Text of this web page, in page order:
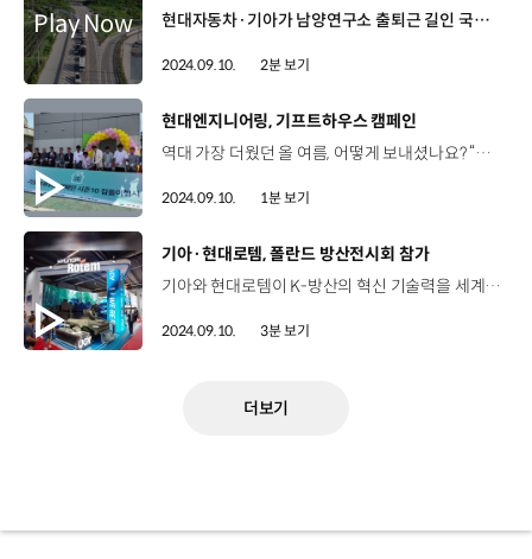
현대자동차·기아가 남양연구소 출퇴근 길인 국도 77호선 개선을 위해 화성시와 손을 잡았습니다. 현대자동차·기아는 지난 4일, 화성시와 국도 77호선 화성나들목에서 남양연구소 구간 4차선 확장 사업 추진을 위한 업무협약을 맺었습니다. 이 구간은 전체 2km, 편도 1차선 구간으로 대규모 주거 개발사업에 따른 인구 증가로 교통불편이 극심했던 곳인데요, 특히 현대자동차·기아의 남양연구소 직원들이 출퇴근에 큰 불편을 겪었습니다. 양희원 사장 / 현대자동차 RD본부 저도 약 29년 동안 남양연구소에서 근무한 한 명의 구성원으로서 이런 시간들을 갖게 된 것이 감개무량합니다. 지방자치단체와 기업이 함께 이런 협업을 이루었다는 것이 새로운 모범 사례가 될 것이라고 생각합니다. 정명근 시장 / 경기도 화성시 최대한 빠른 시일 내에 착공을 해서 뻥 뚫린 도로에서 근로자들과 시민들이 즐겁게 차량 운행하는 모습을 보고 싶습니다. 국도 77호선 도로 확·포장 공사는 2030년 완료를 목표로 추진할 예정으로 사업이 완료되면 교통 흐름 개선에 큰 도움이 될 것으로 기대됩니다.
2024.09.10. 2분 보기
[동영상]
현대엔지니어링, 기프트하우스 캠페인
역대 가장 더웠던 올 여름, 어떻게 보내셨나요? “우리는 현대엔지니어링과 집들이했어요~” [기프트하우스 캠페인]주거에 어려움을 겪고 있는 주거취약계층에게 현대엔지니어링이 자체 개발한 모듈러 주택을 기증하는 사회공헌활동 [모듈러 주택] 노후주택에 살고 있는 주민들이 보다 쾌적하고, 안전하게 살 수 있는 공간 4인 가구에 맞춰 적층형 구조로 제작 현대엔지니어링의 특허 기술을 적용해 단열 강화 바닥충격음 완화 드디어 집들이 준비 완료! “저희가 준비한 선물 같은 집. 기프트하우스입니다” 올해는 집수리 봉사활동도 함께한 기프트하우스 봉사단 사회적 책임을 다하고 이웃을 위해 흘린 열정의 땀방울 기프트하우스 캠페인 시즌 10, 함께 땀 흘려 더욱 뿌듯했던 여름
2024.09.10. 1분 보기
[동영상]
기아·현대로템, 폴란드 방산전시회 참가
기아와 현대로템이 K-방산의 혁신 기술력을 세계 무대에 선보이며 주목받았습니다. 지난 3일부터 6일까지 폴란드 키엘체 전시센터에서 개최된 ‘2024 폴란드 국제방위산업전시회(MSPO)’에 기아와 현대로템이 참가했습니다. 올해로 32회째를 맞이한 ‘MSPO 2024’는 매년 폴란드에서 개최되는 동유럽 최대 규모의 국제방위산업전시회인데요, 기아는 이번 전시회에서 ‘중형표준차(KMTV) 캡샤시’를 유럽 최초로 공개했습니다. 기존 2½톤, 5톤 군용 표준차량을 대체하기 위해 개발된 기아의 중형표준차는 전후방 카메라와 내비게이션 등 다양한 편의사양을 적용해 병력과 물자를 보다 안전하게 수송할 수 있습니다. 또한, ‘소형전술차(KLTV) 베어샤시’도 함께 전시하며 군의 안전하고 지속가능한 이동을 돕는 다양한 특수차량들을 선보였습니다. 현대로템은 이번 방산전시회에 K2 전차 실물을 전시해 시선을 끌었습니다. 우리 군의 주력 지상무기체계인 K2 전차는 2022년 폴란드에 완성품으로는 사상 처음으로 수출돼 올해 상반기까지 총 46대가 안정적으로 납품됐는데요, 올해 하반기에 38대, 2025년 96대가 인도될 예정입니다. 또한 아군 병력 피해를 최소화하기 위한 방호력과 생존력 증강에 초점을 맞춰 개발 중인 30t급 차륜형장갑차(N-WAV)와 K2 계열 전차인 구난 전차 모형도 함께 선보였습니다. 해외에 처음으로 공개되는 다목적 무인차량(UGV)인 4세대 HR-셰르파(SHERPA) 모형도 전시장에 배치됐는데요, 4세대 HR-셰르파는 현대로템과 현대자동차그룹이 인공지능(AI)과 자율주행, 무인화, 전동화 분야에서 협업해 개발한 최신형 무인화 차량입니다. 기아와 현대로템은 앞으로도 평화와 안보를 수호하는 K-방산의 기술력을 알리는 데 역량을 집중해 나갈 계획입니다.
2024.09.10. 3분 보기
더보기